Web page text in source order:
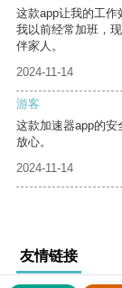
这款app让我的工作
我以前经常加班，
伴家人。
2024-11-14
游客
这款加速器app的
放心。
2024-11-14
友情链接